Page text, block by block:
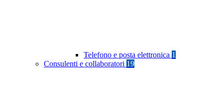
Telefono e posta elettronica 1
Consulenti e collaboratori 19